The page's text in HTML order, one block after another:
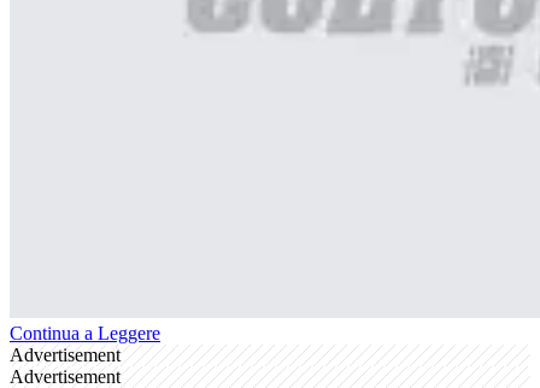
Continua a Leggere
Advertisement
Advertisement